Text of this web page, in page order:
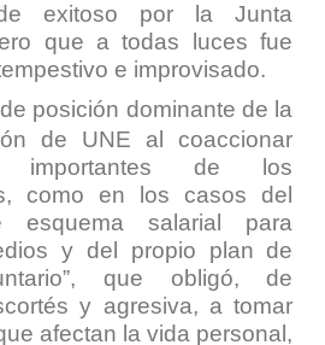
exitoso por la Junta
que a todas luces fue
e improvisado.
posición dominante de la
de UNE al coaccionar
importantes de los
como en los casos del
esquema salarial para
y del propio plan de
que obligó, de
y agresiva, a tomar
afectan la vida personal,